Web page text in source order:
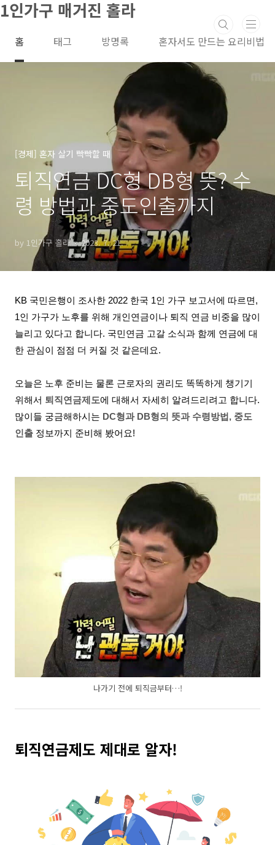
본문 바로가기
1인가구 매거진 홀라
홈 태그 방명록 혼자서도 만드는 요리비법
[경제] 혼자 살기 빡빡할 때
퇴직연금 DC형 DB형 뜻? 수
령 방법과 중도인출까지
by 1인가구 홀라 2023. 7. 21.
KB 국민은행이 조사한 2022 한국 1인 가구 보고서에 따르면,
1인 가구가 노후를 위해 개인연금이나 퇴직 연금 비중을 많이
늘리고 있다고 합니다. 국민연금 고갈 소식과 함께 연금에 대
한 관심이 점점 더 커질 것 같은데요.
오늘은 노후 준비는 물론 근로자의 권리도 똑똑하게 챙기기
위해서 퇴직연금제도에 대해서 자세히 알려드리려고 합니다.
많이들 궁금해하시는 DC형과 DB형의 뜻과 수령방법, 중도
인출 정보까지 준비해 봤어요!
나가기 전에 퇴직금부터…!
퇴직연금제도 제대로 알자!